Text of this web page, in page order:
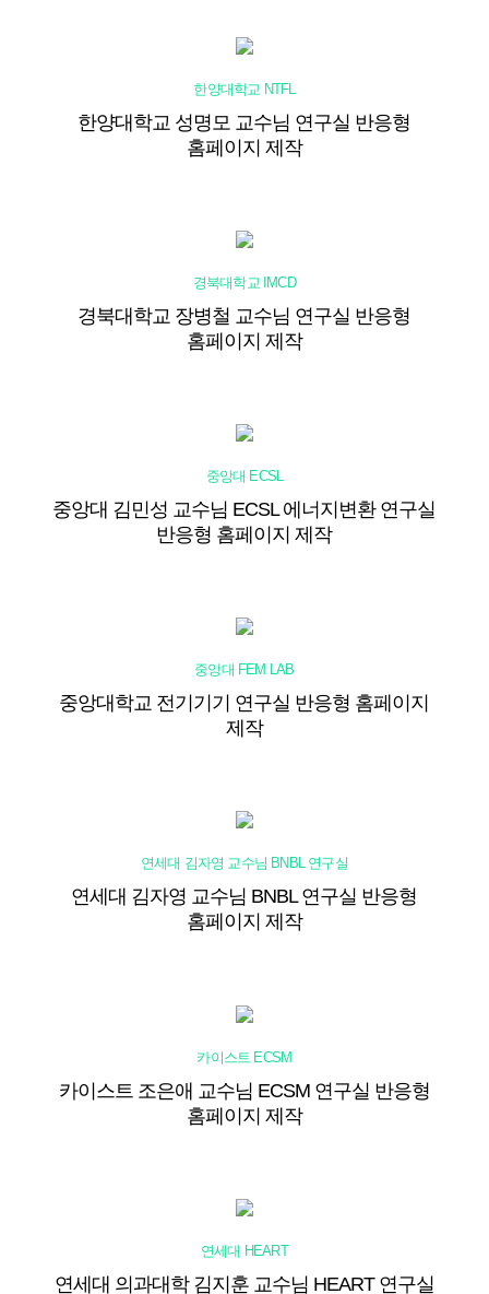
한양대학교 NTFL
한양대학교 성명모 교수님 연구실 반응형
홈페이지 제작
경북대학교 IMCD
경북대학교 장병철 교수님 연구실 반응형
홈페이지 제작
중앙대 ECSL
중앙대 김민성 교수님 ECSL 에너지변환 연구실
반응형 홈페이지 제작
중앙대 FEM LAB
중앙대학교 전기기기 연구실 반응형 홈페이지
제작
연세대 김자영 교수님 BNBL 연구실
연세대 김자영 교수님 BNBL 연구실 반응형
홈페이지 제작
카이스트 ECSM
카이스트 조은애 교수님 ECSM 연구실 반응형
홈페이지 제작
연세대 HEART
연세대 의과대학 김지훈 교수님 HEART 연구실